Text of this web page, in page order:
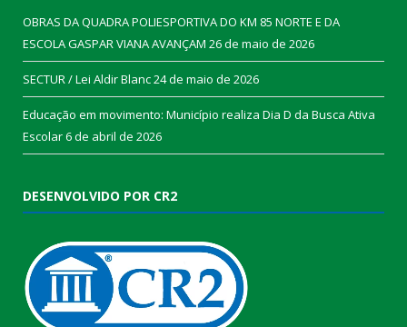
OBRAS DA QUADRA POLIESPORTIVA DO KM 85 NORTE E DA
ESCOLA GASPAR VIANA AVANÇAM 26 de maio de 2026
SECTUR / Lei Aldir Blanc24 de maio de 2026
Educação em movimento: Município realiza Dia D da Busca Ativa
Escolar6 de abril de 2026
DESENVOLVIDO POR CR2